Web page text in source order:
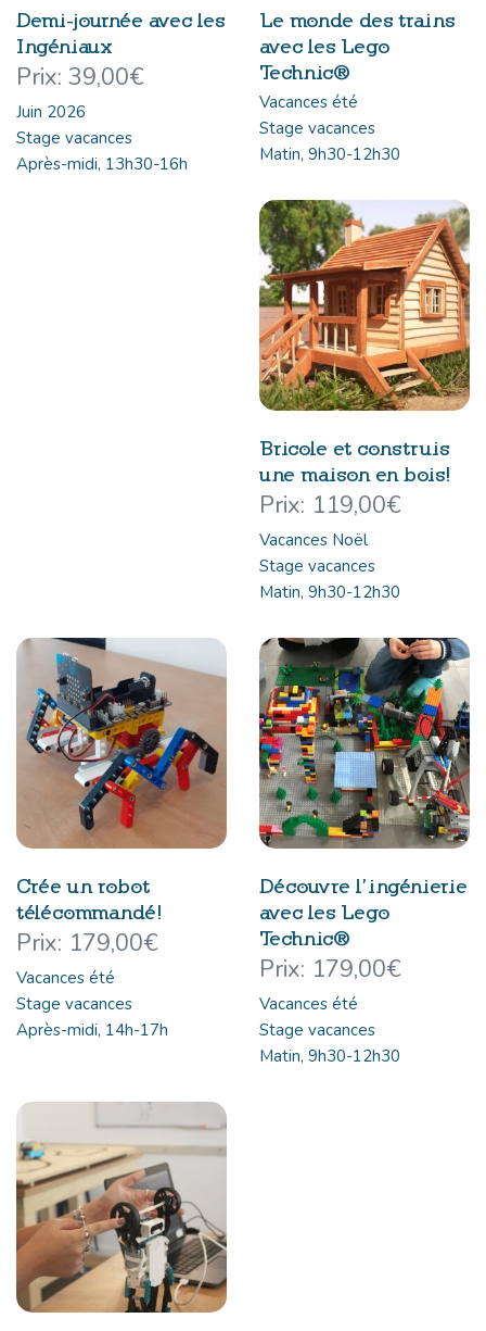
Demi-journée avec les
Ingéniaux
39,00€
Juin 2026
Stage vacances
Après-midi, 13h30-16h
Le monde des trains
avec les Lego
Technic®
Vacances été
Stage vacances
Matin, 9h30-12h30
Bricole et construis
une maison en bois!
119,00€
Vacances Noël
Stage vacances
Matin, 9h30-12h30
Crée un robot
télécommandé!
179,00€
Vacances été
Stage vacances
Après-midi, 14h-17h
Découvre l’ingénierie
avec les Lego
Technic®
179,00€
Vacances été
Stage vacances
Matin, 9h30-12h30